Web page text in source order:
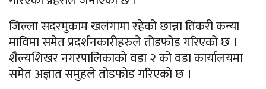
जिल्ला सदरमुकाम खलंगामा रहेको छान्ना तिंकरी कन्या
माविमा समेत प्रदर्शनकारीहरुले तोडफोड गरिएको छ ।
शैल्यशिखर नगरपालिकाको वडा २ को वडा कार्यालयमा
समेत अज्ञात समुहले तोडफोड गरिएको छ ।